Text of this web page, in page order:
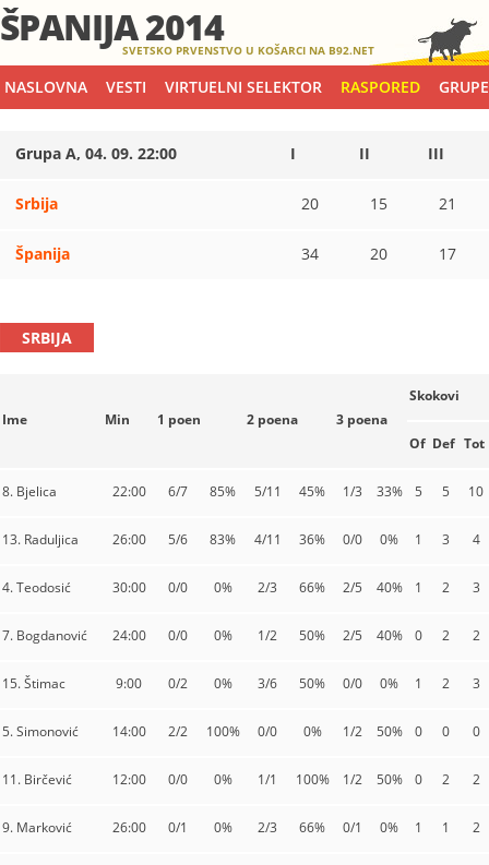
ŠPANIJA 2014SVETSKO PRVENSTVO U KOŠARCI NA B92.NET
NASLOVNA VESTI VIRTUELNI SELEKTOR RASPORED GRUPE
Grupa A, 04. 09. 22:00 I II III
Srbija 20 15 21
Španija 34 20 17
SRBIJA
Ime Min 1 poen 2 poena 3 poena
Skokovi
Of Def Tot
8. Bjelica 22:00 6/7 85% 5/11 45% 1/3 33% 5 5 10
13. Raduljica 26:00 5/6 83% 4/11 36% 0/0 0% 1 3 4
4. Teodosić 30:00 0/0 0% 2/3 66% 2/5 40% 1 2 3
7. Bogdanović 24:00 0/0 0% 1/2 50% 2/5 40% 0 2 2
15. Štimac 9:00 0/2 0% 3/6 50% 0/0 0% 1 2 3
5. Simonović 14:00 2/2 100% 0/0 0% 1/2 50% 0 0 0
11. Birčević 12:00 0/0 0% 1/1 100% 1/2 50% 0 2 2
9. Marković 26:00 0/1 0% 2/3 66% 0/1 0% 1 1 2